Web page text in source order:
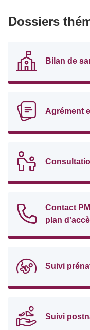
Dossiers
Bilan de
Agrément
Contact
plan
Suivi
Suivi